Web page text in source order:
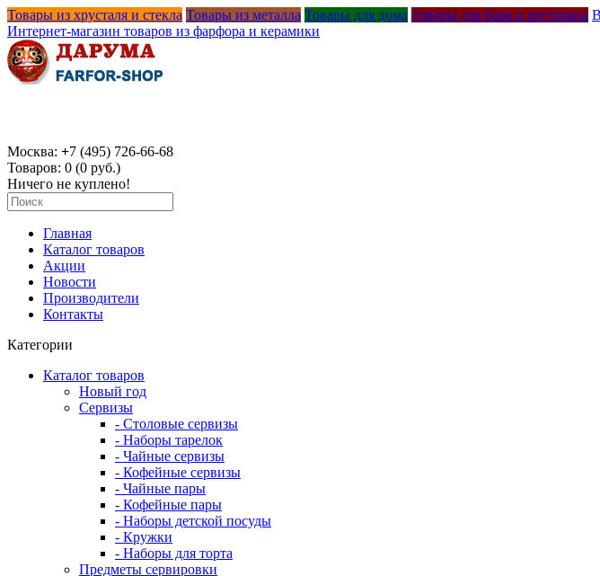
Товары из хрусталя и стекла Товары из металла Товары для дома Товары для бара и ресторана
Интернет-магазин товаров из фарфора и керамики
Москва: +7 (495) 726-66-68
Товаров: 0 (0 руб.)
Ничего не куплено!
Главная
Каталог товаров
Акции
Новости
Производители
Контакты
Категории
Каталог товаров
Новый год
Сервизы
- Столовые сервизы
- Наборы тарелок
- Чайные сервизы
- Кофейные сервизы
- Чайные пары
- Кофейные пары
- Наборы детской посуды
- Кружки
- Наборы для торта
Предметы сервировки